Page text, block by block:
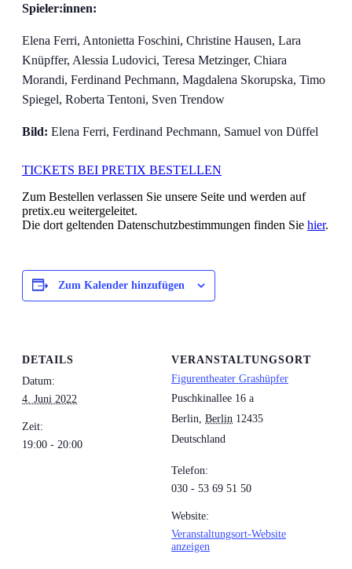
Spieler:innen:
Elena Ferri, Antonietta Foschini, Christine Hausen, Lara
Knüpffer, Alessia Ludovici, Teresa Metzinger, Chiara
Morandi, Ferdinand Pechmann, Magdalena Skorupska, Timo
Spiegel, Roberta Tentoni, Sven Trendow
Bild: Elena Ferri, Ferdinand Pechmann, Samuel von Düffel
TICKETS BEI PRETIX BESTELLEN
Zum Bestellen verlassen Sie unsere Seite und werden auf
pretix.eu weitergeleitet.
Die dort geltenden Datenschutzbestimmungen finden Sie hier.
Zum Kalender hinzufügen
DETAILS
Datum:
4. Juni 2022
Zeit:
19:00 - 20:00
VERANSTALTUNGSORT
Figurentheater Grashüpfer
Puschkinallee 16 a
Berlin, Berlin 12435
Deutschland
Telefon:
030 - 53 69 51 50
Website:
Veranstaltungsort-Website
anzeigen